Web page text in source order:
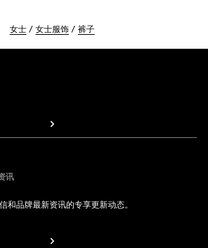
女士 女士服饰 裤子
讯
和品牌最新资讯的专享更新动态。